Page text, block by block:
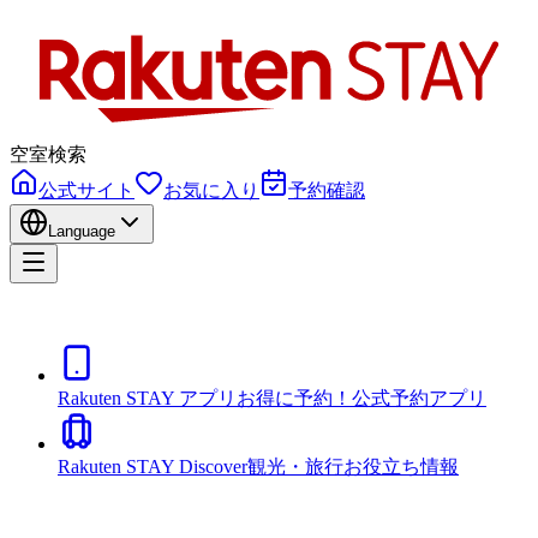
空室検索
公式サイト
お気に入り 予約確認
Language
Rakuten STAY アプリ お得に予約！公式予約アプリ
Rakuten STAY Discover観光・旅行お役立ち情報